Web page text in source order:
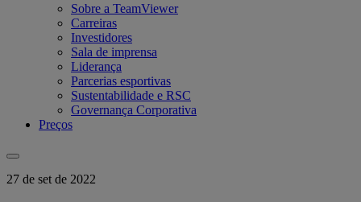
Sobre a TeamViewer
Carreiras
Investidores
Sala de imprensa
Liderança
Parcerias esportivas
Sustentabilidade e RSC
Governança Corporativa
Preços
27 de set de 2022